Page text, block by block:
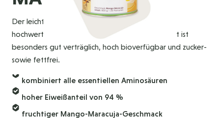
Der leichte und erfrischende Eiweiß-Drink mit
hochwertigem, laktosearmem Molkeneiweißisolat ist
besonders gut verträglich, hoch bioverfügbar und zucker-
sowie fettfrei.
kombiniert alle essentiellen Aminosäuren
hoher Eiweißanteil von 94 %
fruchtiger Mango-Maracuja-Geschmack